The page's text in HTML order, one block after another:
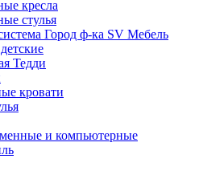
кресла
стулья
Город ф-ка SV Мебель
Тедди
кровати
и компьютерные